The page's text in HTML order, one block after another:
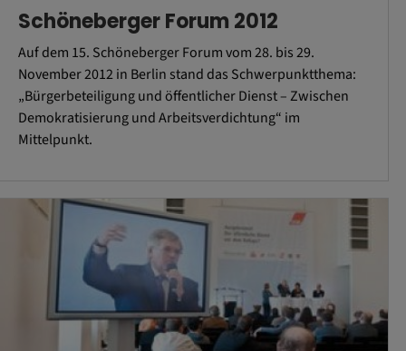
Schöneberger Forum 2012
Auf dem 15. Schöneberger Forum vom 28. bis 29.
November 2012 in Berlin stand das Schwerpunktthema:
„Bürgerbeteiligung und öffentlicher Dienst – Zwischen
Demokratisierung und Arbeitsverdichtung“ im
Mittelpunkt.